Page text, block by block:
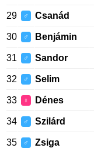
29 ♂ Csanád
30 ♂ Benjámin
31 ♂ Sandor
32 ♂ Selim
33 ♀ Dénes
34 ♂ Szilárd
35 ♂ Zsiga